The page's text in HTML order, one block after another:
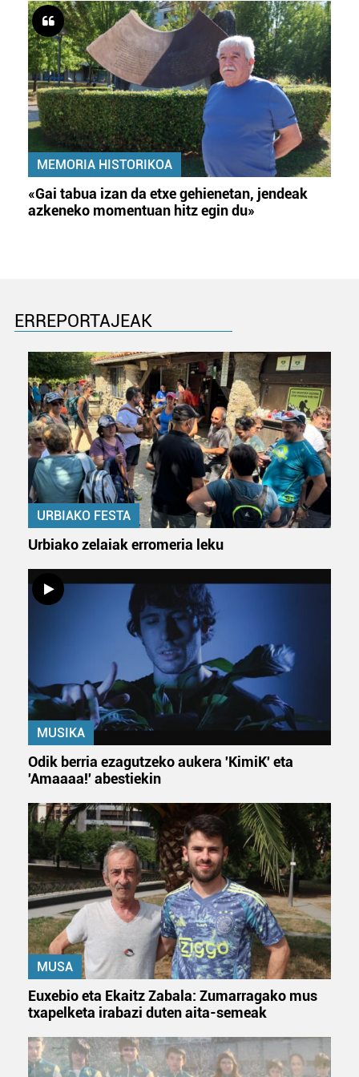
MEMORIA HISTORIKOA
«Gai tabua izan da etxe gehienetan, jendeak
azkeneko momentuan hitz egin du»
ERREPORTAJEAK
URBIAKO FESTA
Urbiako zelaiak erromeria leku
MUSIKA
Odik berria ezagutzeko aukera 'KimiK' eta
'Amaaaa!' abestiekin
MUSA
Euxebio eta Ekaitz Zabala: Zumarragako mus
txapelketa irabazi duten aita-semeak